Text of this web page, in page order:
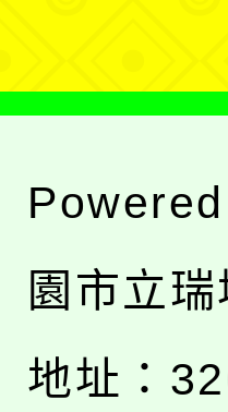
園市立
地址：